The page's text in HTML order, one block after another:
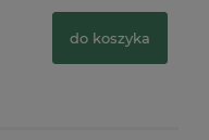
do koszyka